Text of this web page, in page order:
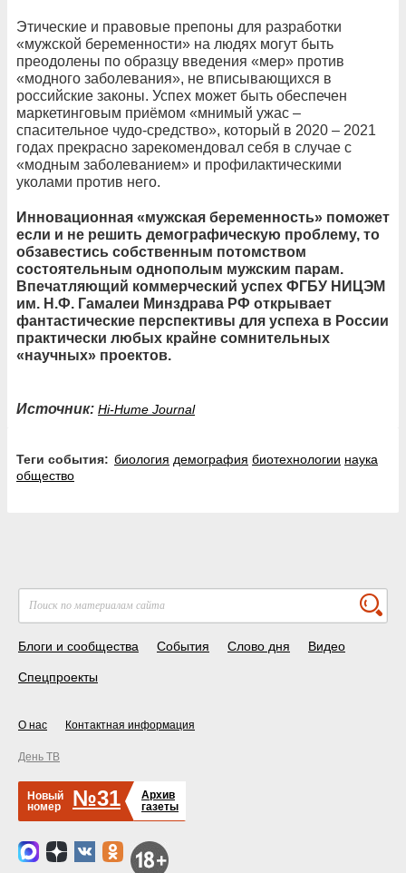
Этические и правовые препоны для разработки
«мужской беременности» на людях могут быть
преодолены по образцу введения «мер» против
«модного заболевания», не вписывающихся в
российские законы. Успех может быть обеспечен
маркетинговым приёмом «мнимый ужас –
спасительное чудо-средство», который в 2020 – 2021
годах прекрасно зарекомендовал себя в случае с
«модным заболеванием» и профилактическими
уколами против него.
Инновационная «мужская беременность» поможет
если и не решить демографическую проблему, то
обзавестись собственным потомством
состоятельным однополым мужским парам.
Впечатляющий коммерческий успех ФГБУ НИЦЭМ
им. Н.Ф. Гамалеи Минздрава РФ открывает
фантастические перспективы для успеха в России
практически любых крайне сомнительных
«научных» проектов.
Источник: Hi-Hume Journal
Теги события: биология демография биотехнологии наука
общество
Блоги и сообщества События Слово дня Видео
Спецпроекты
О нас Контактная информация
День ТВ
Новый
номер
№31
Архив
газеты